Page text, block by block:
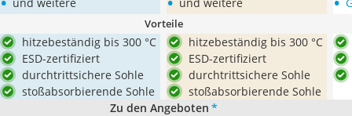
Vorteile
hitzebeständig bis 300 °C
ESD-zertifiziert
durchtrittsichere Sohle
stoßabsorbierende Sohle
hitzebeständig bis 300 °C
ESD-zertifiziert
durchtrittsichere Sohle
stoßabsorbierende Sohle
Zu den Angeboten *